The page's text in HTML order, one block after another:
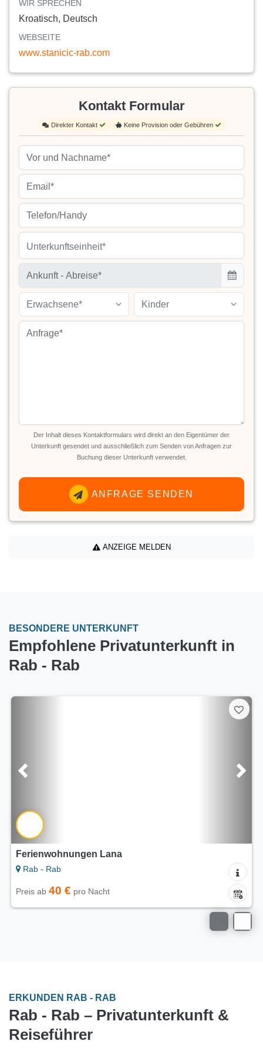
WIR SPRECHEN
Kroatisch, Deutsch
WEBSEITE
www.stanicic-rab.com
Kontakt Formular
Direkter Kontakt Keine Provision oder Gebühren
Unterkunftseinheit*
Erwachsene* Kinder
Der Inhalt dieses Kontaktformulars wird direkt an den Eigentümer der
Unterkunft gesendet und ausschließlich zum Senden von Anfragen zur
Buchung dieser Unterkunft verwendet.
ANFRAGE SENDEN
ANZEIGE MELDEN
BESONDERE UNTERKUNFT
Empfohlene Privatunterkunft in
Rab - Rab
Ferienwohnungen Lana
Rab - Rab
Preis ab 40 € pro Nacht
ERKUNDEN RAB - RAB
Rab - Rab – Privatunterkunft &
Reiseführer